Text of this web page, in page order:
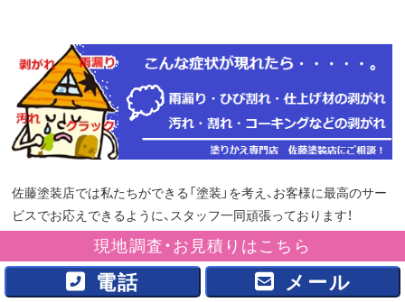
現地調査・お見積りはこちら
電話 メール
佐藤塗装店では私たちができる「塗装」を考え、お客様に最高のサー
ビスでお応えできるように、スタッフ一同頑張っております！
外壁塗装、塗り替え工事全般、内装工事や室内塗装、屋根の塗装やタ
キステップ工事、長尺シート、各種防水工事のことなら株式会社佐藤
塗装店へご相談ください。